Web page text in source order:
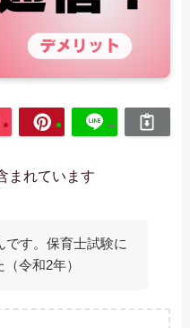
まれています
です。保育士試験に
令和2年）